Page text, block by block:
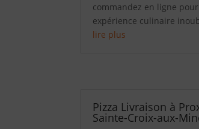
commandez en ligne
expérience culinaire
lire plus
Pizza Livraison à
Sainte-Croix-aux-